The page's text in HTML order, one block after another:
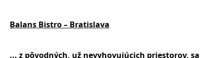
Balans Bistro – Bratislava
... z pôvodných, už nevyhovujúcich priestorov, sa